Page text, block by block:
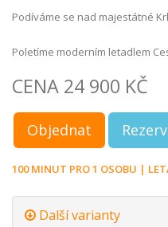
Podíváme se nad majestátné
Poletíme moderním letadlem
CENA 24 900 KČ
Objednat
100 MINUT PRO 1 OSOBU |
Další varianty